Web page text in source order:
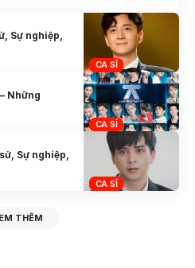
CA SĨ
Sự nghiệp,
CA SĨ
Những
CA SĨ
Sự nghiệp,
THÊM